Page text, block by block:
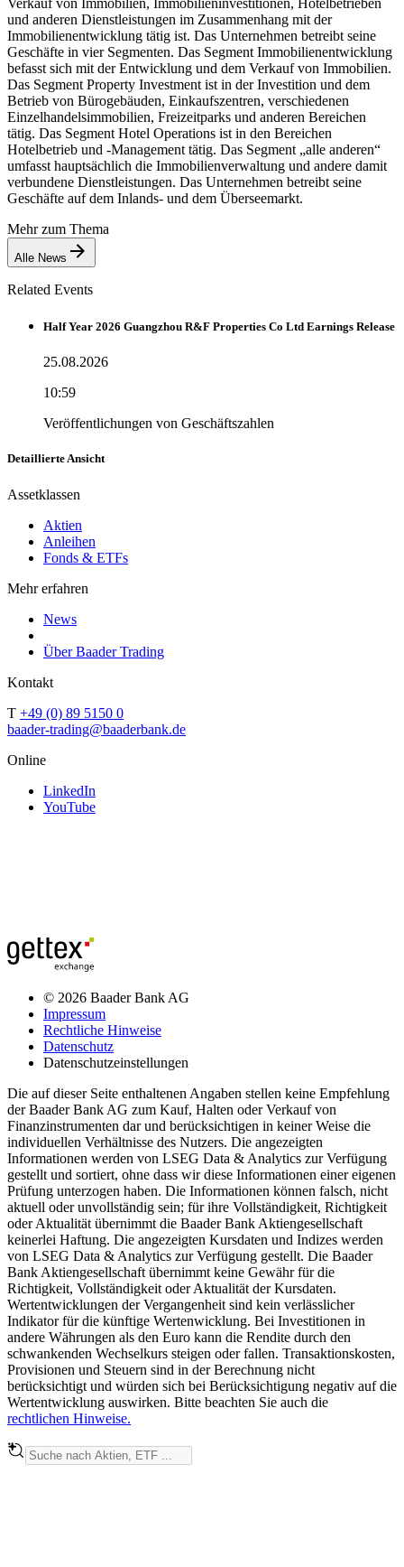
und anderen Dienstleistungen im Zusammenhang mit der
Immobilienentwicklung tätig ist. Das Unternehmen betreibt seine
Geschäfte in vier Segmenten. Das Segment Immobilienentwicklung
befasst sich mit der Entwicklung und dem Verkauf von Immobilien.
Das Segment Property Investment ist in der Investition und dem
Betrieb von Bürogebäuden, Einkaufszentren, verschiedenen
Einzelhandelsimmobilien, Freizeitparks und anderen Bereichen
tätig. Das Segment Hotel Operations ist in den Bereichen
Hotelbetrieb und -Management tätig. Das Segment „alle anderen“
umfasst hauptsächlich die Immobilienverwaltung und andere damit
verbundene Dienstleistungen. Das Unternehmen betreibt seine
Geschäfte auf dem Inlands- und dem Überseemarkt.
Mehr zum Thema
Alle News
Related Events
Half Year 2026 Guangzhou R&F Properties Co Ltd Earnings Release
25.08.2026
10:59
Veröffentlichungen von Geschäftszahlen
Detaillierte Ansicht
Assetklassen
Aktien
Anleihen
Fonds & ETFs
Mehr erfahren
News
Über Baader Trading
Kontakt
T +49 (0) 89 5150 0
baader-trading@baaderbank.de
Online
LinkedIn
YouTube
© 2026 Baader Bank AG
Impressum
Rechtliche Hinweise
Datenschutz
Datenschutzeinstellungen
Die auf dieser Seite enthaltenen Angaben stellen keine Empfehlung
der Baader Bank AG zum Kauf, Halten oder Verkauf von
Finanzinstrumenten dar und berücksichtigen in keiner Weise die
individuellen Verhältnisse des Nutzers. Die angezeigten
Informationen werden von LSEG Data & Analytics zur Verfügung
gestellt und sortiert, ohne dass wir diese Informationen einer eigenen
Prüfung unterzogen haben. Die Informationen können falsch, nicht
aktuell oder unvollständig sein; für ihre Vollständigkeit, Richtigkeit
oder Aktualität übernimmt die Baader Bank Aktiengesellschaft
keinerlei Haftung. Die angezeigten Kursdaten und Indizes werden
von LSEG Data & Analytics zur Verfügung gestellt. Die Baader
Bank Aktiengesellschaft übernimmt keine Gewähr für die
Richtigkeit, Vollständigkeit oder Aktualität der Kursdaten.
Wertentwicklungen der Vergangenheit sind kein verlässlicher
Indikator für die künftige Wertenwicklung. Bei Investitionen in
andere Währungen als den Euro kann die Rendite durch den
schwankenden Wechselkurs steigen oder fallen. Transaktionskosten,
Provisionen und Steuern sind in der Berechnung nicht
berücksichtigt und würden sich bei Berücksichtigung negativ auf die
Wertentwicklung auswirken. Bitte beachten Sie auch die
rechtlichen Hinweise.